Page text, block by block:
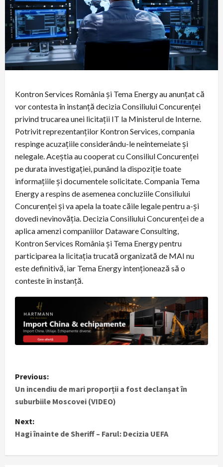
Kontron Services România și Tema Energy au anunțat că
vor contesta în instanță decizia Consiliului Concurenţei
privind trucarea unei licitaţii IT la Ministerul de Interne.
Potrivit reprezentanților Kontron Services, compania
respinge acuzațiile considerându-le neîntemeiate și
nelegale. Aceștia au cooperat cu Consiliul Concurenței
pe durata investigației, punând la dispoziție toate
informațiile și documentele solicitate. Compania Tema
Energy a respins de asemenea concluziile Consiliului
Concurenței și va apela la toate căile legale pentru a-și
dovedi nevinovăția. Decizia Consiliului Concurenței de a
aplica amenzi companiilor Dataware Consulting,
Kontron Services România și Tema Energy pentru
participarea la licitația trucată organizată de MAI nu
este definitivă, iar Tema Energy intenționează să o
conteste în instanță.
P
o
s
t
n
Previous:
Un incendiu de mari proporții a fost declanșat în
suburbiile Moscovei (VIDEO)
Next:
Hagi înainte de Sheriff – Farul: Decizia UEFA